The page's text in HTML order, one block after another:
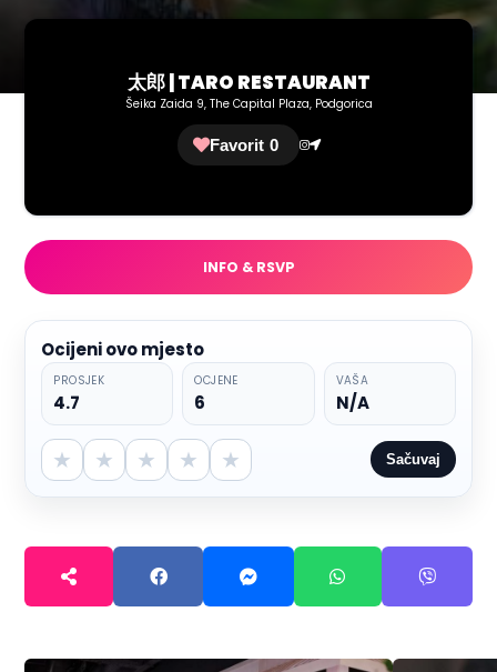
太郎 | TARO RESTAURANT
Šeika Zaida 9, The Capital Plaza, Podgorica
Favorit 0
INFO & RSVP
Ocijeni ovo mjesto
PROSJEK
4.7
OCJENE
6
VAŠA
N/A
★ ★ ★ ★ ★ Sačuvaj